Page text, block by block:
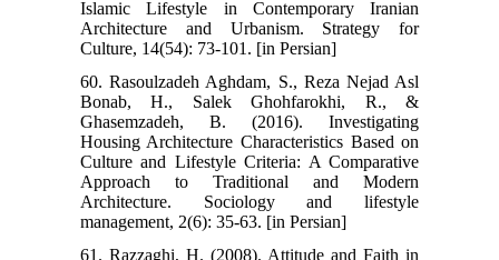
Islamic Lifestyle in Contemporary Iranian
Architecture and Urbanism. Strategy for
Culture, 14(54): 73-101. [in Persian]
60. Rasoulzadeh Aghdam, S., Reza Nejad Asl
Bonab, H., Salek Ghohfarokhi, R., &
Ghasemzadeh, B. (2016). Investigating
Housing Architecture Characteristics Based on
Culture and Lifestyle Criteria: A Comparative
Approach to Traditional and Modern
Architecture. Sociology and lifestyle
management, 2(6): 35-63. [in Persian]
61. Razzaghi, H. (2008). Attitude and Faith in